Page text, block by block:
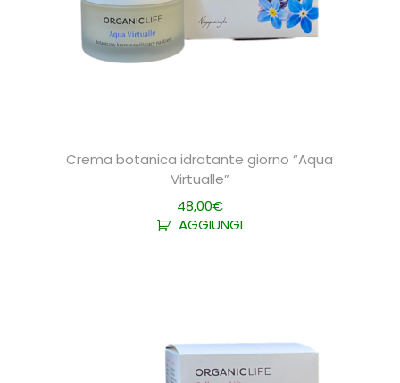
Crema botanica idratante giorno “Aqua
Virtualle”
48,00€
AGGIUNGI